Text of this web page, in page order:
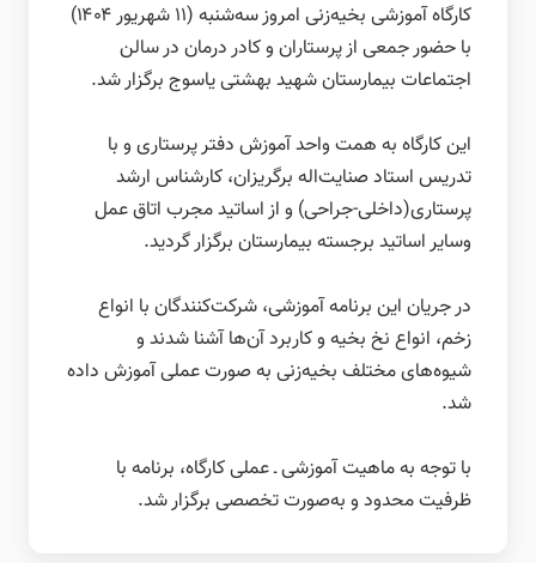
کارگاه آموزشی بخیه‌زنی امروز سه‌شنبه (11 شهریور ۱۴۰۴)
با حضور جمعی از پرستاران و کادر درمان در سالن
اجتماعات بیمارستان شهید بهشتی یاسوج برگزار شد.
این کارگاه به همت واحد آموزش دفتر پرستاری و با
تدریس استاد صنایت‌اله برگریزان، کارشناس ارشد
پرستاری(داخلی-جراحی) و از اساتید مجرب اتاق عمل
وسایر اساتید برجسته بیمارستان برگزار گردید.
در جریان این برنامه آموزشی، شرکت‌کنندگان با انواع
زخم، انواع نخ بخیه و کاربرد آن‌ها آشنا شدند و
شیوه‌های مختلف بخیه‌زنی به صورت عملی آموزش داده
شد.
با توجه به ماهیت آموزشی ـ عملی کارگاه، برنامه با
ظرفیت محدود و به‌صورت تخصصی برگزار شد.